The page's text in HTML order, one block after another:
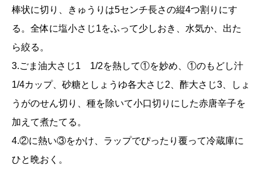
棒状に切り、きゅうりは5センチ長さの縦4つ割りにす
る。全体に塩小さじ1をふって少しおき、水気か、出た
ら絞る。
3.ごま油大さじ1 1/2を熱して①を妙め、①のもどし汁
1/4カップ、砂糖としょうゆ各大さじ2、酢大さじ3、しょ
うがのせん切り、種を除いて小口切りにした赤唐辛子を
加えて煮たてる。
4.②に熱い③をかけ、ラップでぴったり覆って冷蔵庫に
ひと晩おく。